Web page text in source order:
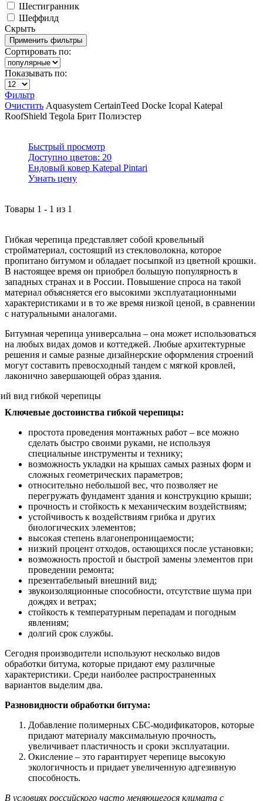
Шестигранник
Шеффилд
Скрыть
Сортировать по:
Показывать по:
Фильтр
Очистить Aquasystem CertainTeed Docke Icopal Katepal
RoofShield Tegola Брит Полиэстер
Быстрый просмотр
Доступно цветов: 20
Ендовый ковер Katepal Pintari
Узнать цену
Товары 1 - 1 из 1
Гибкая черепица представляет собой кровельный
стройматериал, состоящий из стекловолокна, которое
пропитано битумом и обладает посыпкой из цветной крошки.
В настоящее время он приобрел большую популярность в
западных странах и в России. Повышение спроса на такой
материал объясняется его высокими эксплуатационными
характеристиками и в то же время низкой ценой, в сравнении
с натуральными аналогами.
Битумная черепица универсальна – она может использоваться
на любых видах домов и коттеджей. Любые архитектурные
решения и самые разные дизайнерские оформления строений
могут составить превосходный тандем с мягкой кровлей,
лаконично завершающей образ здания.
Ключевые достоинства гибкой черепицы:
простота проведения монтажных работ – все можно
сделать быстро своими руками, не используя
специальные инструменты и технику;
возможность укладки на крышах самых разных форм и
сложных геометрических параметров;
относительно небольшой вес, что позволяет не
перегружать фундамент здания и конструкцию крыши;
прочность и стойкость к механическим воздействиям;
устойчивость к воздействиям грибка и других
биологических элементов;
высокая степень влагонепроницаемости;
низкий процент отходов, остающихся после установки;
возможность простой и быстрой замены элементов при
проведении ремонта;
презентабельный внешний вид;
звукоизоляционные способности, отсутствие шума при
дождях и ветрах;
стойкость к температурным перепадам и погодным
явлениям;
долгий срок службы.
Сегодня производители используют несколько видов
обработки битума, которые придают ему различные
характеристики. Среди наиболее распространенных
вариантов выделим два.
Разновидности обработки битума:
Добавление полимерных СБС-модификаторов, которые
придают материалу максимальную прочность,
увеличивает пластичность и сроки эксплуатации.
Окисление – это гарантирует черепице высокую
экологичность и придает увеличенную адгезивную
способность.
В условиях российского часто меняющегося климата с